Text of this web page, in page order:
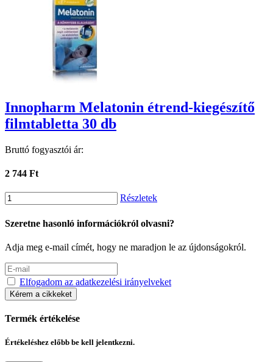
Innopharm Melatonin étrend-kiegészítő
filmtabletta 30 db
Bruttó fogyasztói ár:
2 744 Ft
Részletek
Szeretne hasonló információkról olvasni?
Adja meg e-mail címét, hogy ne maradjon le az újdonságokról.
Elfogadom az adatkezelési irányelveket
Kérem a cikkeket
Termék értékelése
Értékeléshez előbb be kell jelentkezni.